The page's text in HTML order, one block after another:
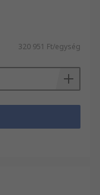
320 951 Ft/egység